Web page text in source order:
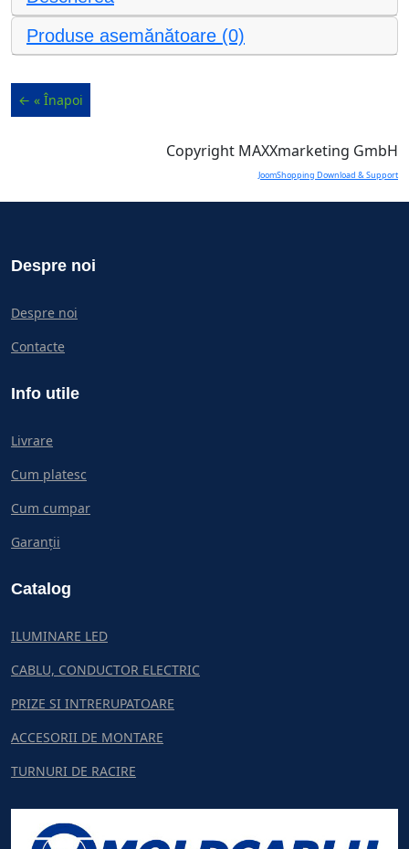
Produse asemănătoare (0)
Copyright MAXXmarketing GmbH
JoomShopping Download & Support
Despre noi
Despre noi
Contacte
Info utile
Livrare
Cum platesc
Cum cumpar
Garanții
Catalog
ILUMINARE LED
CABLU, CONDUCTOR ELECTRIC
PRIZE SI INTRERUPATOARE
ACCESORII DE MONTARE
TURNURI DE RACIRE